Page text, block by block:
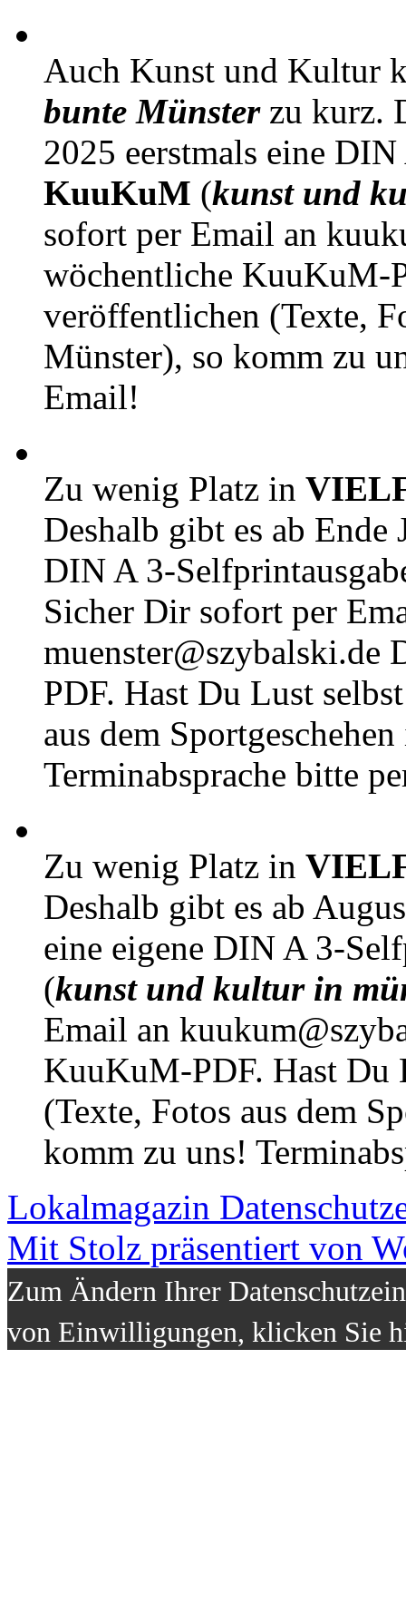
Auch Kunst und Kultur
bunte Münsterzu kurz.
2025 eerstmals eine
KuuKuM (kunst und
sofort per Email an
wöchentliche KuuKuM-
veröffentlichen (Texte,
Münster), so komm zu
Email!
Zu wenig Platz in
Deshalb gibt es ab Ende
DIN A 3-
Sicher Dir sofort per
muenster@szybalski.de
PDF. Hast Du Lust
aus dem
Terminabsprache bitte
Zu wenig Platz in
Deshalb gibt es ab
eine eigene DIN A 3-
(kunst und kultur in
Email an
KuuKuM-PDF. Hast Du
(Texte, Fotos aus dem
komm zu uns!
Lokalmagazin
Mit Stolz präsentiert von
Zum Ändern Ihrer
von Einwilligungen, klicken Sie